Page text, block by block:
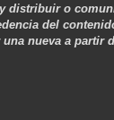
distribuir o
del
nueva a partir